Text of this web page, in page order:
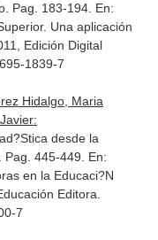
Pag. 183-194. En:
Una aplicación
Edición Digital
1839-7
Hidalgo, Maria
desde la
445-449. En:
en la Educaci?N
Editora.
7